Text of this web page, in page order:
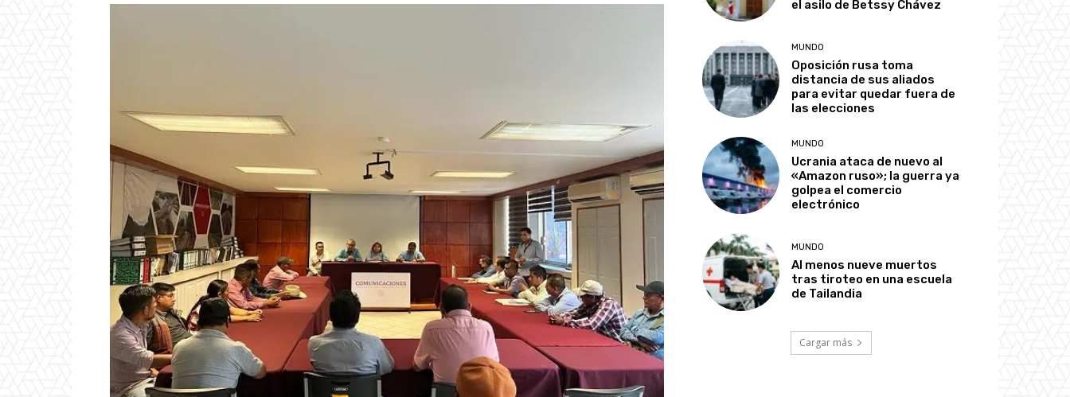
el asilo de Betssy Chávez
MUNDO
Oposición rusa toma
distancia de sus aliados
para evitar quedar fuera de
las elecciones
MUNDO
Ucrania ataca de nuevo al
«Amazon ruso»; la guerra ya
golpea el comercio
electrónico
MUNDO
Al menos nueve muertos
tras tiroteo en una escuela
de Tailandia
Cargar más